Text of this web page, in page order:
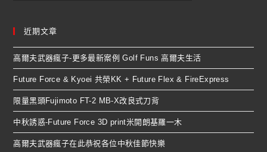
近期文章
高爾夫武器瘋子-更多最新案例 Golf Funs 高爾夫生活
Future Force & Kyoei 共榮KK + Future Flex & FireExpress
限量黑頭Fujimoto FT-2 MB-X改良式刀背
中秋誘惑-Future Force 3D print米開朗基羅一木
高爾夫武器瘋子在此恭祝各位中秋佳節快樂